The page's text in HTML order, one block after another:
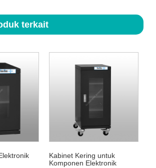
terkait
Kabinet Kering untuk
Komponen Elektronik